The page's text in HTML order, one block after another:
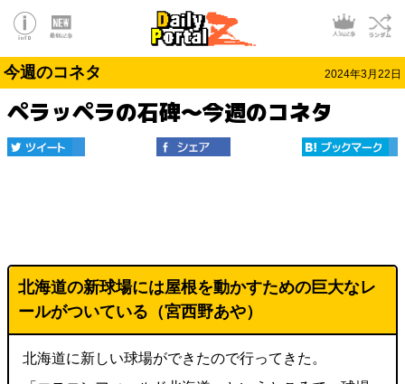
今週のコネタ 2024年3月22日
ペラッペラの石碑～今週のコネタ
北海道の新球場には屋根を動かすための巨大なレ
ールがついている（宮西野あや）
北海道に新しい球場ができたので行ってきた。